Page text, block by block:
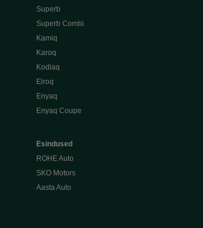
Superb
Superb Combi
Kamiq
Karoq
Kodiaq
Elroq
Enyaq
Enyaq Coupe
Esindused
ROHE Auto
SKO Motors
Aasta Auto